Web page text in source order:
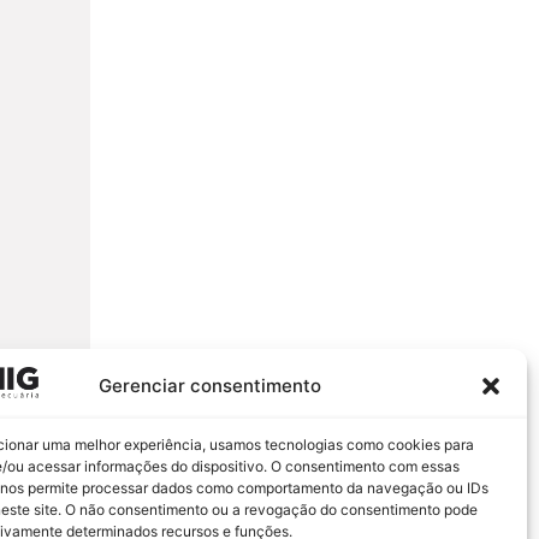
Gerenciar consentimento
uma melhor experiência, usamos tecnologias como cookies para
ou acessar informações do dispositivo. O consentimento com essas
permite processar dados como comportamento da navegação ou IDs
site. O não consentimento ou a revogação do consentimento pode
determinados recursos e funções.